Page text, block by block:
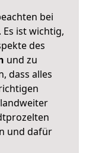
bei
ist wichtig,
des
und zu
dass alles
und dafür